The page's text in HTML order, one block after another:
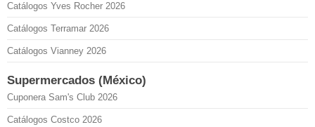
Catálogos Yves Rocher 2026
Catálogos Terramar 2026
Catálogos Vianney 2026
Supermercados (México)
Cuponera Sam's Club 2026
Catálogos Costco 2026